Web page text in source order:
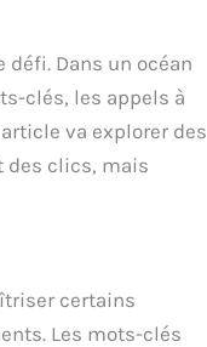
Dans un océan
clés, les appels à
va explorer des
des clics, mais
certains
Les mots-clés